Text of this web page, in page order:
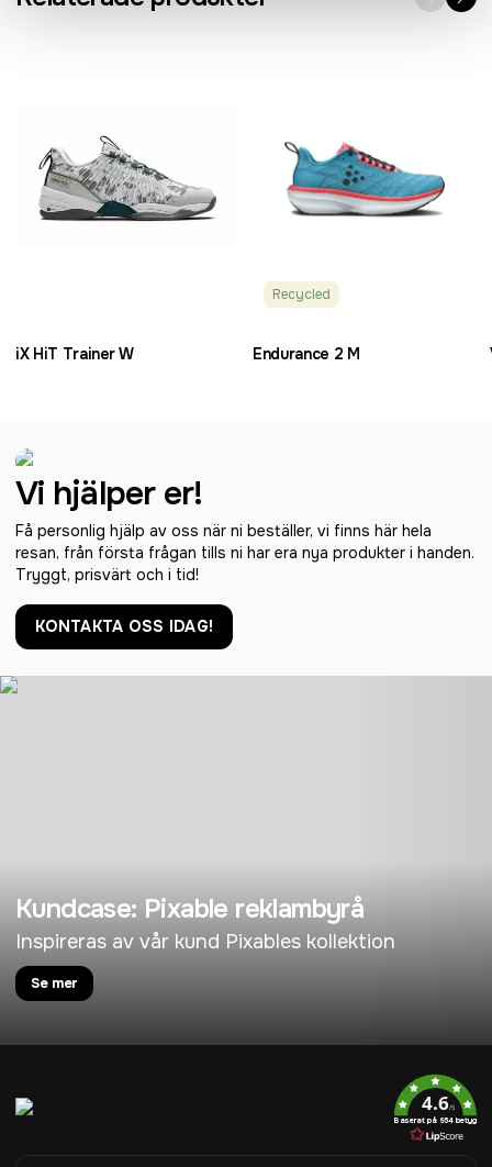
iX HiT Trainer W
Recycled
Endurance 2 M
Vi hjälper er!
Få personlig hjälp av oss när ni beställer, vi finns här hela
resan, från första frågan tills ni har era nya produkter i handen.
Tryggt, prisvärt och i tid!
KONTAKTA OSS IDAG!
Kundcase: Pixable reklambyrå
Inspireras av vår kund Pixables kollektion
Se mer
4.6/5
Baserat på 954 betyg